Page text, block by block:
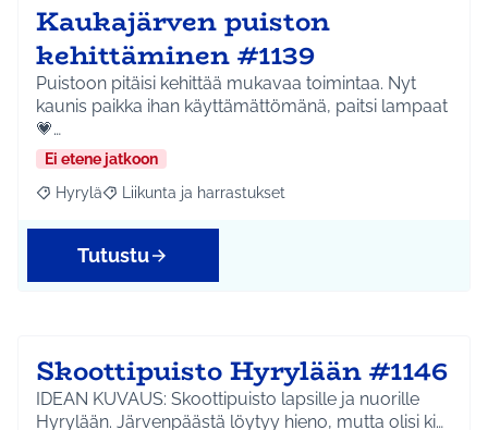
Kaukajärven puiston
kehittäminen #1139
Puistoon pitäisi kehittää mukavaa toimintaa. Nyt
kaunis paikka ihan käyttämättömänä, paitsi lampaat
💗…
Ei etene jatkoon
Rajaa tulokset aihepiirin mukaan: Hyrylä
Hyrylä Rajaa tulokset teeman mukaan: Liikunta ja
Liikunta ja harrastukset
Tutustu
Skoottipuisto Hyrylään #1146
IDEAN KUVAUS: Skoottipuisto lapsille ja nuorille
Hyrylään. Järvenpäästä löytyy hieno, mutta olisi ki…